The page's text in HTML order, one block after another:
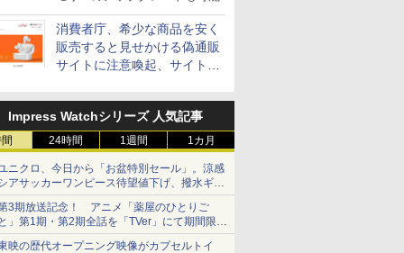
消費者庁、希少な商品を安く
販売すると見せかける偽通販
サイトに注意喚起、サイト名
Impress Watchシリーズ 人気記事
24時間 1週間 1カ月
ニクロ、今日から「お盆特別セール」。涼感
アサッカーワンピース待望値下げ、撥水ギア
ョーツは1990円に
3期放送記念！ アニメ「薬屋のひとりご
」第1期・第2期全話を「TVer」にて期間限定
順次無料配信開始
映の歴代オープニング映像がカプセルトイ